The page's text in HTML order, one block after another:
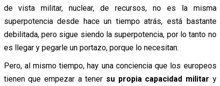
de vista militar, nuclear, de recursos, no es la misma
superpotencia desde hace un tiempo atrás, está bastante
debilitada, pero sigue siendo la superpotencia, por lo tanto no
es llegar y pegarle un portazo, porque lo necesitan.
Pero, al mismo tiempo, hay una conciencia que los europeos
tienen que empezar a tener su propia capacidad militar y